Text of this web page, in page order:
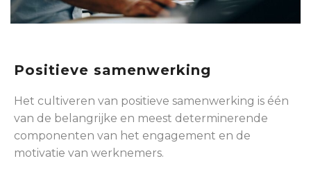
Positieve samenwerking
Het cultiveren van positieve samenwerking is één
van de belangrijke en meest determinerende
componenten van het engagement en de
motivatie van werknemers.